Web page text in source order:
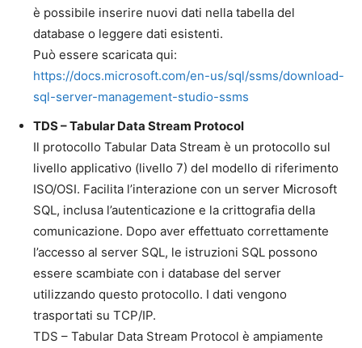
è possibile inserire nuovi dati nella tabella del
database o leggere dati esistenti.
Può essere scaricata qui:
https://docs.microsoft.com/en-us/sql/ssms/download-
sql-server-management-studio-ssms
TDS – Tabular Data Stream Protocol
Il protocollo Tabular Data Stream è un protocollo sul
livello applicativo (livello 7) del modello di riferimento
ISO/OSI. Facilita l’interazione con un server Microsoft
SQL, inclusa l’autenticazione e la crittografia della
comunicazione. Dopo aver effettuato correttamente
l’accesso al server SQL, le istruzioni SQL possono
essere scambiate con i database del server
utilizzando questo protocollo. I dati vengono
trasportati su TCP/IP.
TDS – Tabular Data Stream Protocol è ampiamente